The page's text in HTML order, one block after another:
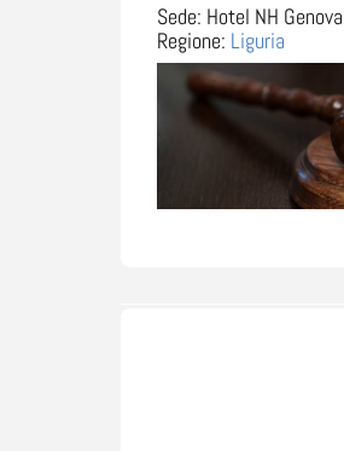
Sede: Hotel NH
Regione: Liguria